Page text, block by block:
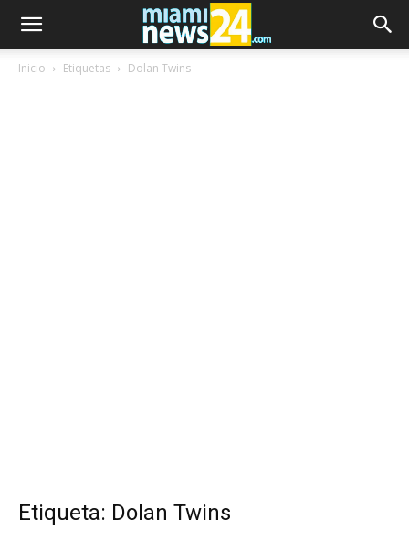
Inicio Etiquetas Dolan Twins
Etiqueta: Dolan Twins